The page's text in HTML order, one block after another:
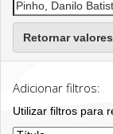
Retornar valores
Adicionar filtros:
Utilizar filtros para